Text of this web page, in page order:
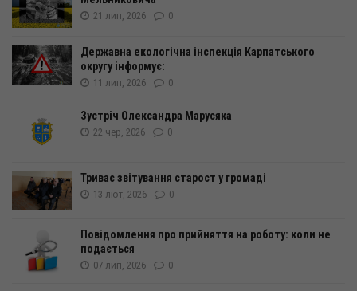
21 лип, 2026 0
Державна екологічна інспекція Карпатського
округу інформує:
11 лип, 2026 0
Зустріч Олександра Марусяка
22 чер, 2026 0
Триває звітування старост у громаді
13 лют, 2026 0
Повідомлення про прийняття на роботу: коли не
подається
07 лип, 2026 0